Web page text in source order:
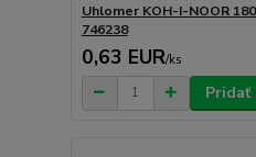
Uhlomer KOH-I-NOOR
746238
0,63 EUR/ks
Pridať